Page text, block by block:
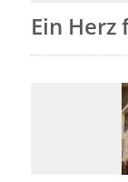
Ein Herz